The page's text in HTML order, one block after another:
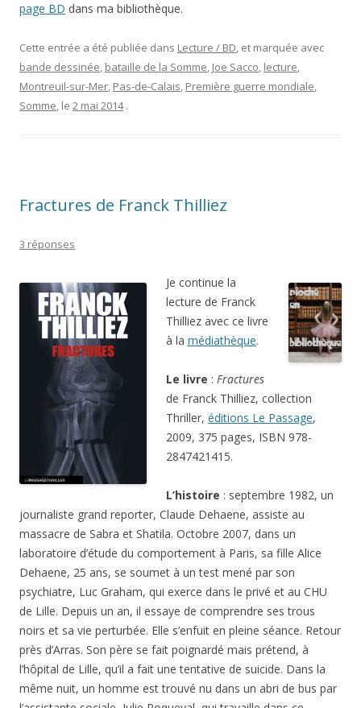
page BD dans ma bibliothèque.
Cette entrée a été publiée dans Lecture / BD, et marquée avec
bande dessinée, bataille de la Somme, Joe Sacco, lecture,
Montreuil-sur-Mer, Pas-de-Calais, Première guerre mondiale,
Somme, le 2 mai 2014 .
Fractures de Franck Thilliez
3 réponses
Je continue la
lecture de Franck
Thilliez avec ce livre
à la médiathèque.
Le livre : Fractures
de Franck Thilliez, collection
Thriller, éditions Le Passage,
2009, 375 pages, ISBN 978-
2847421415.
L’histoire : septembre 1982, un
journaliste grand reporter, Claude Dehaene, assiste au
massacre de Sabra et Shatila. Octobre 2007, dans un
laboratoire d’étude du comportement à Paris, sa fille Alice
Dehaene, 25 ans, se soumet à un test mené par son
psychiatre, Luc Graham, qui exerce dans le privé et au CHU
de Lille. Depuis un an, il essaye de comprendre ses trous
noirs et sa vie perturbée. Elle s’enfuit en pleine séance. Retour
près d’Arras. Son père se fait poignardé mais prétend, à
l’hôpital de Lille, qu’il a fait une tentative de suicide. Dans la
même nuit, un homme est trouvé nu dans un abri de bus par